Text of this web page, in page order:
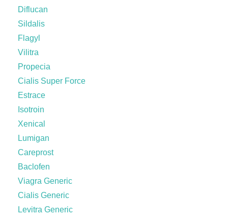
Diflucan
Sildalis
Flagyl
Vilitra
Propecia
Cialis Super Force
Estrace
Isotroin
Xenical
Lumigan
Careprost
Baclofen
Viagra Generic
Cialis Generic
Levitra Generic